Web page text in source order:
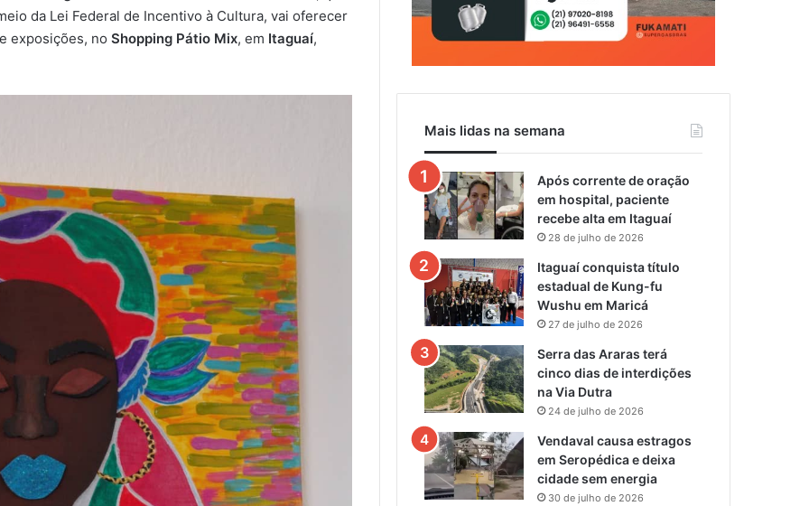
da Lei Federal de Incentivo à Cultura, vai oferecer
exposições, no Shopping Pátio Mix, em Itaguaí,
Mais lidas na semana
Após corrente de oração
em hospital, paciente
recebe alta em Itaguaí
28 de julho de 2026
Itaguaí conquista título
estadual de Kung-fu
Wushu em Maricá
27 de julho de 2026
Serra das Araras terá
cinco dias de interdições
na Via Dutra
24 de julho de 2026
Vendaval causa estragos
em Seropédica e deixa
cidade sem energia
30 de julho de 2026